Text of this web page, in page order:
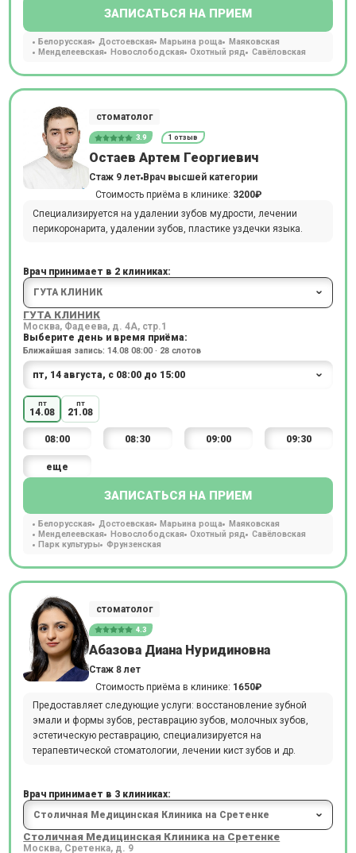
ЗАПИСАТЬСЯ НА ПРИЕМ
Белорусская Достоевская Марьина роща
Маяковская
Менделеевская
Новослободская Охотный ряд Савёловская
стоматолог
3.9 1 отзыв
Остаев Артем Георгиевич
Стаж 9 лет Врач высшей категории
Стоимость приёма в клинике: 3200₽
Специализируется на удалении зубов мудрости, лечении
перикоронарита, удалении зубов, пластике уздечки языка.
Врач принимает в 2 клиниках:
ГУТА КЛИНИК
Москва, Фадеева, д. 4А, стр.1
Выберите день и время приёма:
Ближайшая запись: 14.08 08:00 · 28 слотов
пт
14.08
пт
21.08
08:00 08:30 09:00 09:30
еще
ЗАПИСАТЬСЯ НА ПРИЕМ
Белорусская Достоевская Марьина роща
Маяковская
Менделеевская
Новослободская Охотный ряд
Савёловская
Парк культуры
Фрунзенская
стоматолог
4.3
Абазова Диана Нуридиновна
Стаж 8 лет
Стоимость приёма в клинике: 1650₽
Предоставляет следующие услуги: восстановление зубной
эмали и формы зубов, реставрацию зубов, молочных зубов,
эстетическую реставрацию, специализируется на
терапевтической стоматологии, лечении кист зубов и др.
Врач принимает в 3 клиниках:
Столичная Медицинская Клиника на Сретенке
Москва, Сретенка, д. 9